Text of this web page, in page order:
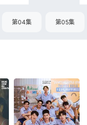
第04集 第05集